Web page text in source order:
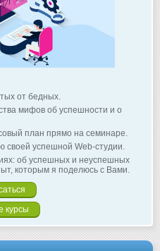
от бедных.
мифов об успешности и о
план прямо на семинаре.
успешной Web-студии.
об успешных и неуспешных
которым я поделюсь с Вами.
курсы